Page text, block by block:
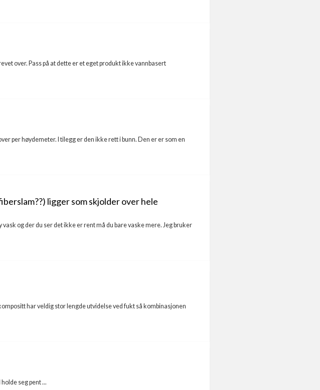
over. Pass på at dette er et eget produkt ikke vannbasert
per høydemeter. I tilegg er den ikke rett i bunn. Den er er som en
ligger som skjolder over hele
og der du ser det ikke er rent må du bare vaske mere. Jeg bruker
har veldig stor lengde utvidelse ved fukt så kombinasjonen
seg pent ...